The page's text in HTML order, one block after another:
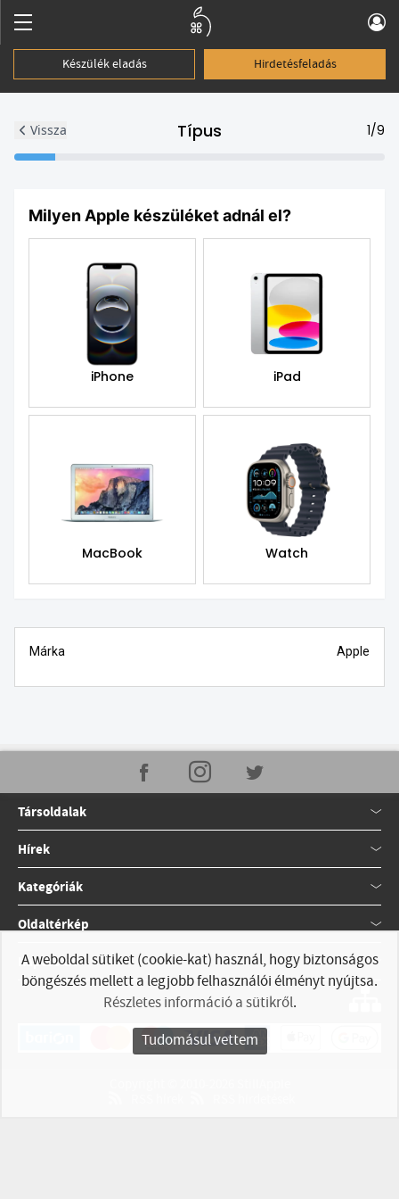
Készülék eladás Hirdetésfeladás
Társoldalak
Hírek
Kategóriák
Oldaltérkép
Kapcsolat
A weboldal sütiket (cookie-kat) használ, hogy biztonságos
böngészés mellett a legjobb felhasználói élményt nyújtsa.
Részletes információ a sütikről.
Tudomásul vettem